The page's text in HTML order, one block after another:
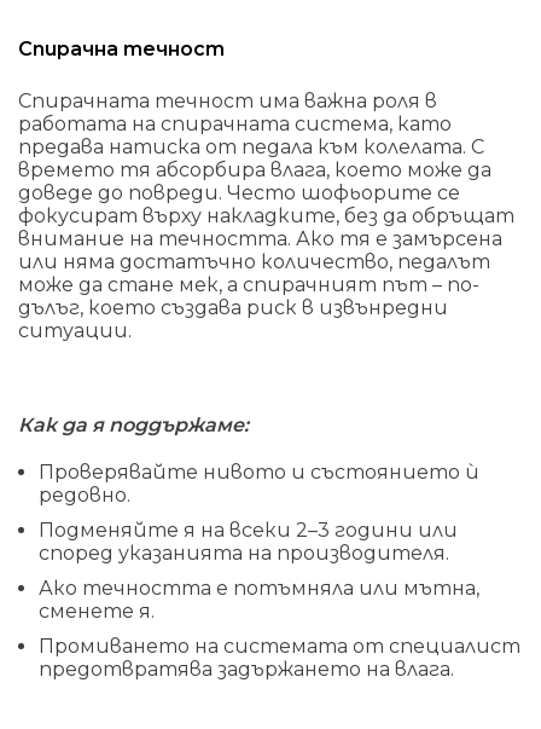
Спирачна течност
Спирачната течност има важна роля в
работата на спирачната система, като
предава натиска от педала към колелата. С
времето тя абсорбира влага, което може да
доведе до повреди. Често шофьорите се
фокусират върху накладките, без да обръщат
внимание на течността. Ако тя е замърсена
или няма достатъчно количество, педалът
може да стане мек, а спирачният път – по-
дълъг, което създава риск в извънредни
ситуации.
Как да я поддържаме:
Проверявайте нивото и състоянието ѝ
редовно.
Подменяйте я на всеки 2–3 години или
според указанията на производителя.
Ако течността е потъмняла или мътна,
сменете я.
Промиването на системата от специалист
предотвратява задържането на влага.